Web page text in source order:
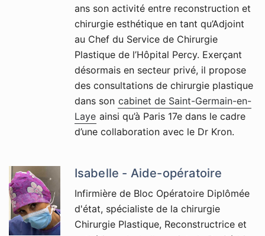
ans son activité entre reconstruction et
chirurgie esthétique en tant qu’Adjoint
au Chef du Service de Chirurgie
Plastique de l’Hôpital Percy. Exerçant
désormais en secteur privé, il propose
des consultations de chirurgie plastique
dans son cabinet de Saint-Germain-en-
Laye ainsi qu’à Paris 17e dans le cadre
d’une collaboration avec le Dr Kron.
Isabelle - Aide-opératoire
Infirmière de Bloc Opératoire Diplômée
d'état, spécialiste de la chirurgie
Chirurgie Plastique, Reconstructrice et